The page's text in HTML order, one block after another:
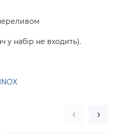
у набір не входить).